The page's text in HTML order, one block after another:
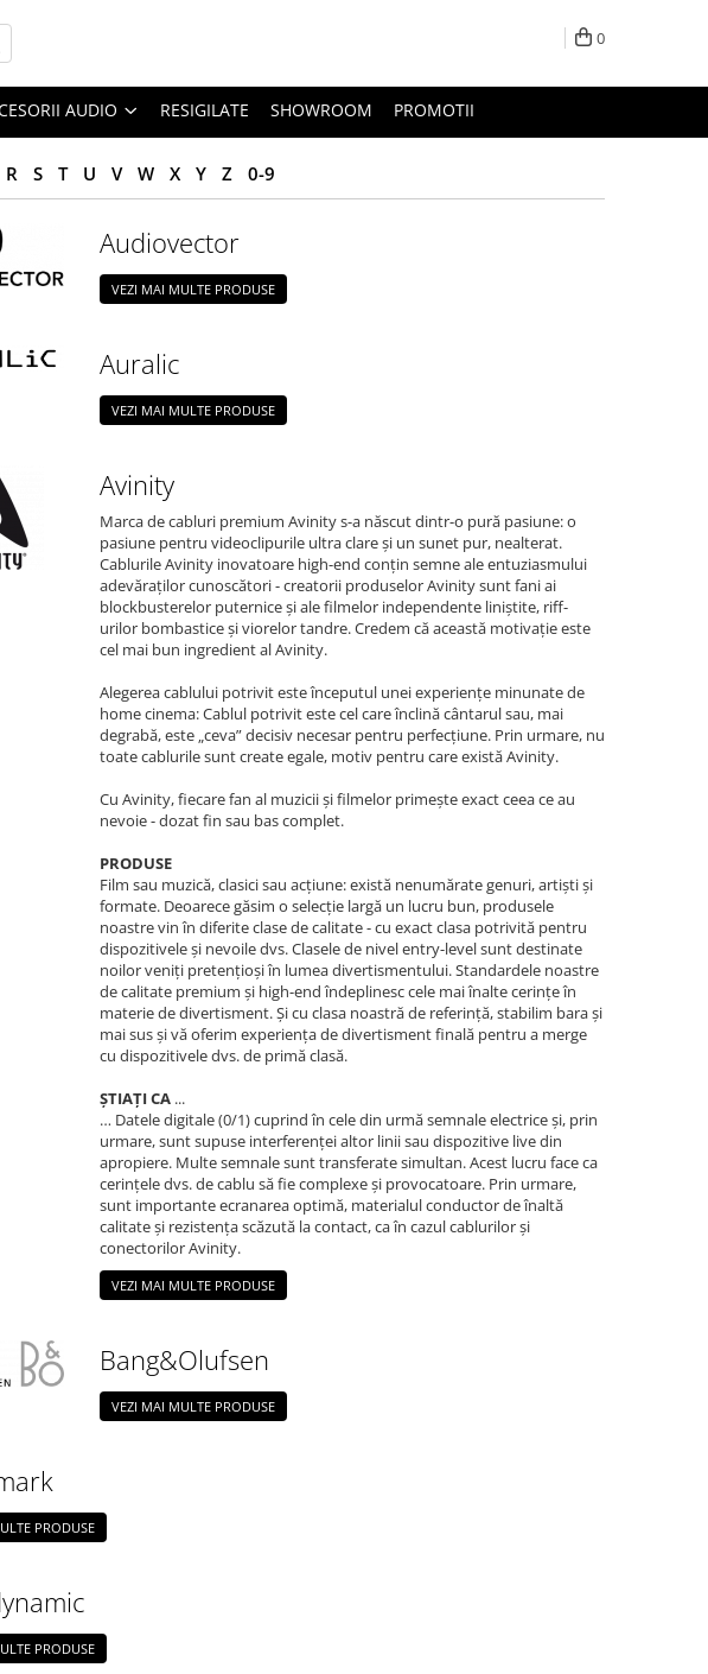
0
AUDIO RESIGILATE SHOWROOM PROMOTII
R S T U V W X Y Z 0-9
Audiovector
VEZI MAI MULTE PRODUSE
Auralic
VEZI MAI MULTE PRODUSE
Avinity
Marca de cabluri premium Avinity s-a născut dintr-o pură pasiune: o
pasiune pentru videoclipurile ultra clare și un sunet pur, nealterat.
Cablurile Avinity inovatoare high-end conțin semne ale entuziasmului
adevăraților cunoscători - creatorii produselor Avinity sunt fani ai
blockbusterelor puternice și ale filmelor independente liniștite, riff-
urilor bombastice și viorelor tandre. Credem că această motivație este
cel mai bun ingredient al Avinity.
Alegerea cablului potrivit este începutul unei experiențe minunate de
home cinema: Cablul potrivit este cel care înclină cântarul sau, mai
degrabă, este „ceva” decisiv necesar pentru perfecțiune. Prin urmare, nu
toate cablurile sunt create egale, motiv pentru care există Avinity.
Cu Avinity, fiecare fan al muzicii și filmelor primește exact ceea ce au
nevoie - dozat fin sau bas complet.
PRODUSE
Film sau muzică, clasici sau acțiune: există nenumărate genuri, artiști și
formate. Deoarece găsim o selecție largă un lucru bun, produsele
noastre vin în diferite clase de calitate - cu exact clasa potrivită pentru
dispozitivele și nevoile dvs. Clasele de nivel entry-level sunt destinate
noilor veniți pretențioși în lumea divertismentului. Standardele noastre
de calitate premium și high-end îndeplinesc cele mai înalte cerințe în
materie de divertisment. Și cu clasa noastră de referință, stabilim bara și
mai sus și vă oferim experiența de divertisment finală pentru a merge
cu dispozitivele dvs. de primă clasă.
ȘTIAȚI CA...
… Datele digitale (0/1) cuprind în cele din urmă semnale electrice și, prin
urmare, sunt supuse interferenței altor linii sau dispozitive live din
apropiere. Multe semnale sunt transferate simultan. Acest lucru face ca
cerințele dvs. de cablu să fie complexe și provocatoare. Prin urmare,
sunt importante ecranarea optimă, materialul conductor de înaltă
calitate și rezistența scăzută la contact, ca în cazul cablurilor și
conectorilor Avinity.
VEZI MAI MULTE PRODUSE
Bang&Olufsen
VEZI MAI MULTE PRODUSE
PRODUSE
PRODUSE